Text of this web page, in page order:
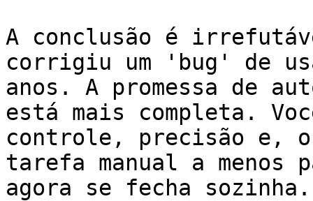
A conclusão é
corrigiu um 'bug' de
anos. A promessa de
está mais completa.
controle, precisão e, o
tarefa manual a menos
agora se fecha